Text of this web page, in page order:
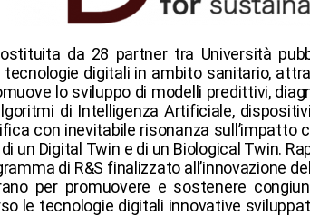
da 28 partner tra Università
digitali in ambito sanitario,
lo sviluppo di modelli predittivi,
di Intelligenza Artificiale,
con inevitabile risonanza sull’impatto
un Digital Twin e di un Biological Twin.
di R&S finalizzato all’innovazione
per promuovere e sostenere
le tecnologie digitali innovative